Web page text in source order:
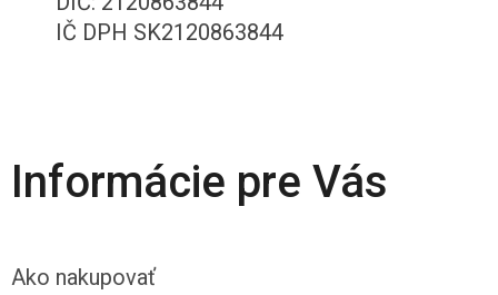
IČ DPH SK2120863844
Informácie pre Vás
Ako nakupovať